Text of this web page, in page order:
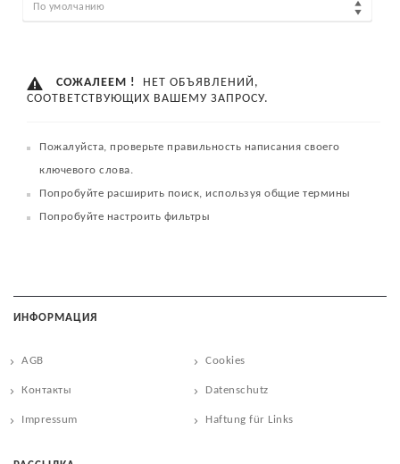
По умолчанию
СОЖАЛЕЕМ !
НЕТ ОБЪЯВЛЕНИЙ,
СООТВЕТСТВУЮЩИХ ВАШЕМУ ЗАПРОСУ.
Пожалуйста, проверьте правильность написания своего
ключевого слова.
Попробуйте расширить поиск, используя общие термины
Попробуйте настроить фильтры
ИНФОРМАЦИЯ
AGB Cookies
Контакты Datenschutz
Impressum Haftung für Links